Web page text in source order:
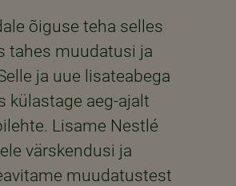
õiguse teha selles
tahes muudatusi ja
ja uue lisateabega
külastage aeg-ajalt
Lisame Nestlé
värskendusi ja
muudatustest